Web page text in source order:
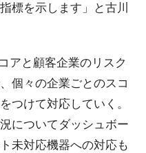
標を示します」と古川
アと顧客企業のリスク
個々の企業ごとのスコ
つけて対応していく。
についてダッシュボー
未対応機器への対応も